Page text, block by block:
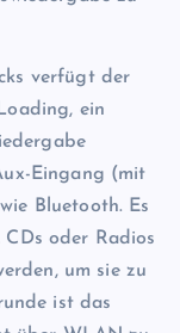
verfügt der
ein
Eingang (mit
Bluetooth. Es
oder Radios
um sie zu
ist das